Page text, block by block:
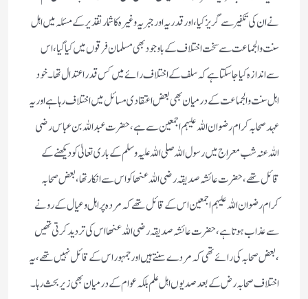
نے ان کی تکفیر سے گریز کیا ،اور قدریہ اور جبریہ وغیرہ کا شمار تقدیر کے مسئلہ میں اہل
سنت والجماعت سے سخت اختلاف کے باوجود بھی مسلمان فرقوں میں کیا گیا ،اس
سے اندازہ کیا جاسکتا ہے کہ سلف کے اختلاف رائے میں کس قدر اعتدال تھا ۔خود
اہل سنت والجماعت کے درمیان بھی بعض اعتقادی مسائل میں اختلاف رہا ہے اور یہ
عہد صحابہ کرام رضوان اللہ علیہم اجمعین سے ہے ،حضرت عبد اللہ بن عباس رضی
اللہ عنہ شب معراج میں رسول اللہ صلی اللہ علیہ وسلم کے باری تعالیٰ کو دیکھنے کے
قائل تھے ،حضرت عائشہ صدیقہ رضی اللہ عنھا کو اس سے انکار تھا ،بعض صحابہ
کرام رضوان اللہ علیہم اجمعین اس کے قائل تھے کہ مردہ پر اہل و عیال کے رونے
سے عذاب ہوتا ہے ،حضرت عائشہ صدیقہ رضی اللہ عنھا اس کی تردید کرتی تھیں
،بعض صحابہ کی رائے تھی کہ مردے سنتے ہیں اور جمہور اس کے قائل نہیں تھے ،یہ
اختلاف صحابہ رض کے بعد صدیوں اہل علم بلکہ عوام کے درمیان بھی زیر بحث رہا ۔